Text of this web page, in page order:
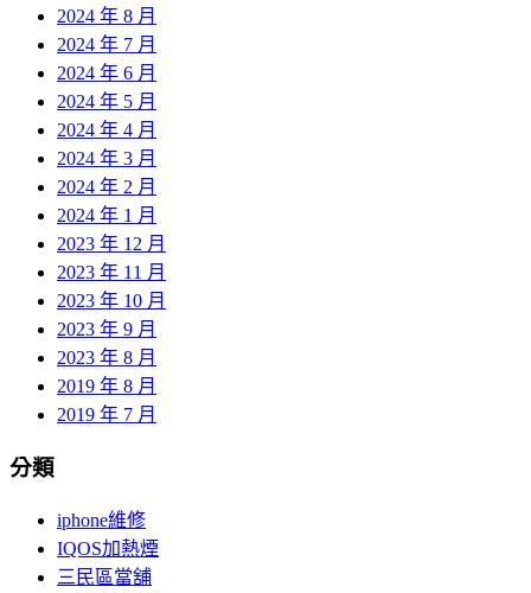
2024 年 8 月
2024 年 7 月
2024 年 6 月
2024 年 5 月
2024 年 4 月
2024 年 3 月
2024 年 2 月
2024 年 1 月
2023 年 12 月
2023 年 11 月
2023 年 10 月
2023 年 9 月
2023 年 8 月
2019 年 8 月
2019 年 7 月
分類
iphone維修
IQOS加熱煙
三民區當舖